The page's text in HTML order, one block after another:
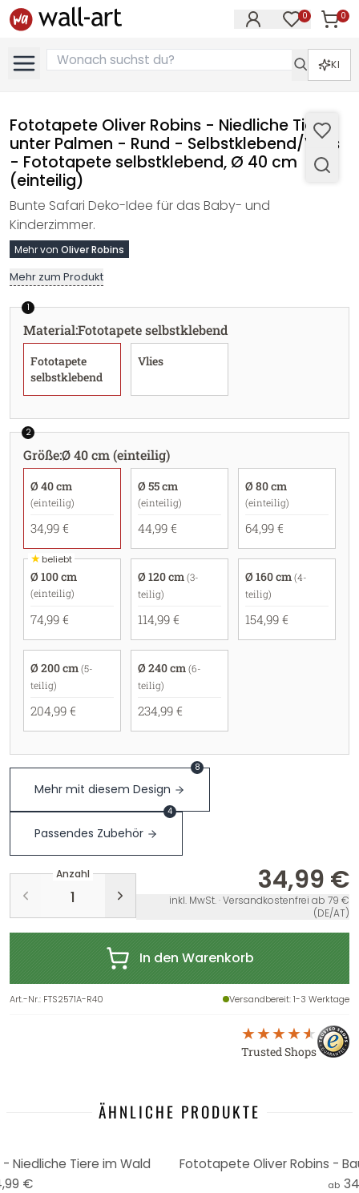
0 0
KI
Fototapete Oliver Robins - Niedliche Tiere
unter Palmen - Rund - Selbstklebend/Vlies
- Fototapete selbstklebend, Ø 40 cm
(einteilig)
Bunte Safari Deko-Idee für das Baby- und
Kinderzimmer.
Mehr von Oliver Robins
Mehr zum Produkt
1
Material:Fototapete selbstklebend
Fototapete
selbstklebend
Vlies
2
Größe:Ø 40 cm (einteilig)
Ø 40 cm
(einteilig)
34,99 €
Ø 55 cm
(einteilig)
44,99 €
Ø 80 cm
(einteilig)
64,99 €
★beliebt
Ø 100 cm
(einteilig)
74,99 €
Ø 120 cm (3-
teilig)
114,99 €
Ø 160 cm (4-
teilig)
154,99 €
Ø 200 cm (5-
teilig)
204,99 €
Ø 240 cm (6-
teilig)
234,99 €
Mehr mit diesem Design
8
Passendes Zubehör
4
Anzahl 34,99 €
inkl. MwSt. · Versandkostenfrei ab 79 €
(DE/AT)
In den Warenkorb
Art.-Nr.: FTS2571A-R40 Versandbereit: 1-3 Werktage
Trusted Shops
ÄHNLICHE PRODUKTE
Niedliche Tiere im Wald
€
ab